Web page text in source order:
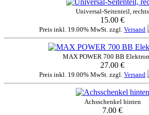
Universal-Seitenteil, rechts
15.00 €
Preis inkl. 19.00% MwSt. zzgl. Versand
MAX POWER 700 BB
27.00 €
Preis inkl. 19.00% MwSt. zzgl. Versand
Achsschenkel hinten
7.00 €